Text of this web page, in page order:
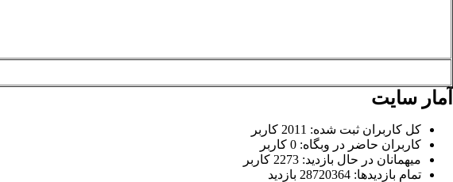
آمار سایت
کل کاربران ثبت شده: 2011 کاربر
کاربران حاضر در وبگاه: 0 کاربر
میهمانان در حال بازدید: 2273 کاربر
تمام بازدید‌ها: 28720364 بازدید